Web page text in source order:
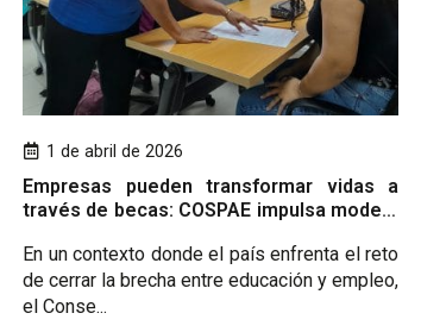
1 de abril de 2026
Empresas pueden transformar vidas a
través de becas: COSPAE impulsa modelo
En un contexto donde el país enfrenta el reto
de cerrar la brecha entre educación y empleo,
el Conse...